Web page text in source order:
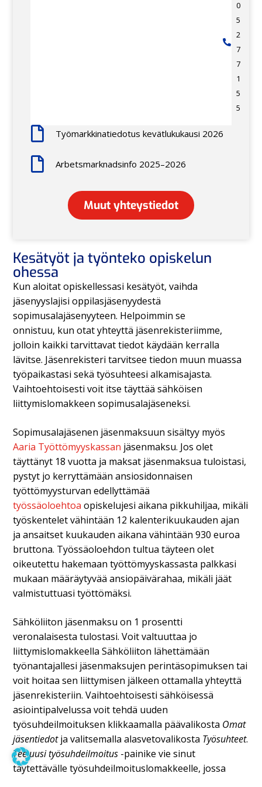
0
5
2
7
7
1
5
5
Työmarkkinatiedotus kevätlukukausi 2026
Arbetsmarknadsinfo 2025–2026
Muut yhteystiedot
Kesätyöt ja työnteko opiskelun
ohessa
Kun aloitat opiskellessasi kesätyöt, vaihda
jäsenyyslajisi oppilasjäsenyydestä
sopimusalajäsenyyteen. Helpoimmin se
onnistuu, kun otat yhteyttä jäsenrekisteriimme,
jolloin kaikki tarvittavat tiedot käydään kerralla
lävitse. Jäsenrekisteri tarvitsee tiedon muun muassa
työpaikastasi sekä työsuhteesi alkamisajasta.
Vaihtoehtoisesti voit itse täyttää sähköisen
liittymislomakkeen sopimusalajäseneksi.
Sopimusalajäsenen jäsenmaksuun sisältyy myös
Aaria Työttömyyskassan jäsenmaksu. Josolet
täyttänyt 18 vuotta ja maksat jäsenmaksua tuloistasi,
pystyt jo kerryttämään ansiosidonnaisen
työttömyysturvan edellyttämää
työssäoloehtoa opiskelujesi aikana pikkuhiljaa, mikäli
työskentelet vähintään 12 kalenterikuukauden ajan
ja ansaitset kuukauden aikana vähintään 930 euroa
bruttona. Työssäoloehdon tultua täyteen olet
oikeutettu hakemaan työttömyyskassasta palkkasi
mukaan määräytyvää ansiopäivärahaa, mikäli jäät
valmistuttuasi työttömäksi.
Sähköliiton jäsenmaksu on 1 prosentti
veronalaisesta tulostasi. Voit valtuuttaa jo
liittymislomakkeella Sähköliiton lähettämään
työnantajallesi jäsenmaksujen perintäsopimuksen tai
voit hoitaa sen liittymisen jälkeen ottamalla yhteyttä
jäsenrekisteriin. Vaihtoehtoisesti sähköisessä
asiointipalvelussa voit tehdä uuden
työsuhdeilmoituksen klikkaamalla päävalikosta Omat
jäsentiedotja valitsemalla alasvetovalikosta Työsuhteet.
Tee uusi työsuhdeilmoitus -painike vie sinut
täytettävälle työsuhdeilmoituslomakkeelle, jossa